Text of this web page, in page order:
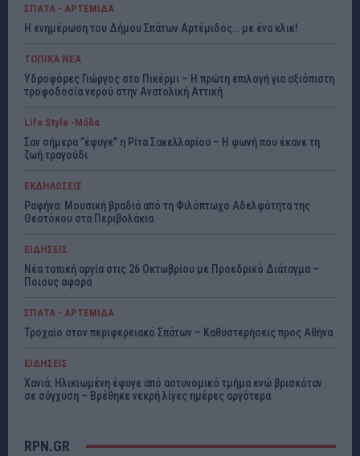
ΣΠΑΤΑ - ΑΡΤΕΜΙΔΑ
Η ενημέρωση του Δήμου Σπάτων Αρτέμιδος… με ένα κλικ!
ΤΟΠΙΚΑ ΝΕΑ
Υδροφόρες Γιώργος στο Πικέρμι – Η πρώτη επιλογή για αξιόπιστη
τροφοδοσία νερού στην Ανατολική Αττική
Life Style -Μόδα
Σαν σήμερα ”έφυγε” η Ρίτα Σακελλαρίου – Η φωνή που έκανε τη
ζωή τραγούδι
ΕΚΔΗΛΩΣΕΙΣ
Ραφήνα: Μουσική βραδιά από τη Φιλόπτωχο Αδελφότητα της
Θεοτόκου στα Περιβολάκια
ΕΙΔΗΣΕΙΣ
Νέα τοπική αργία στις 26 Οκτωβρίου με Προεδρικό Διάταγμα –
Ποιους αφορά
ΣΠΑΤΑ - ΑΡΤΕΜΙΔΑ
Τροχαίο στον περιφερειακό Σπάτων – Καθυστερήσεις προς Αθήνα
ΕΙΔΗΣΕΙΣ
Χανιά: Ηλικιωμένη έφυγε από αστυνομικό τμήμα ενώ βρισκόταν
σε σύγχυση – Βρέθηκε νεκρή λίγες ημέρες αργότερα
RPN.GR